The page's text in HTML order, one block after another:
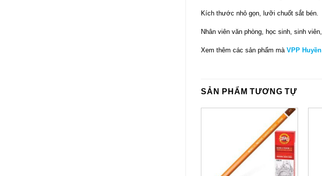
Kích thước nhỏ gọn, lưỡi chuốt sắt bén.
Nhân viên văn phòng, học sinh, sinh
Xem thêm các sản phẩm mà VPP
SẢN PHẨM TƯƠNG TỰ